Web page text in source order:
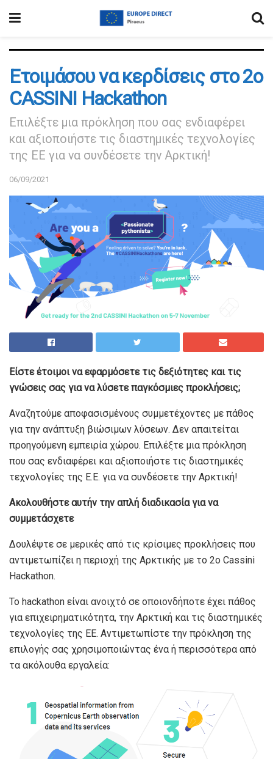
Ετοιμάσου να κερδίσεις στο 2ο
CASSINI Hackathon
Επιλέξτε μια πρόκληση που σας ενδιαφέρει
και αξιοποιήστε τις διαστημικές τεχνολογίες
της ΕΕ για να συνδέσετε την Αρκτική!
06/09/2021
Είστε έτοιμοι να εφαρμόσετε τις δεξιότητες και τις
γνώσεις σας για να λύσετε παγκόσμιες προκλήσεις;
Αναζητούμε αποφασισμένους συμμετέχοντες με πάθος
για την ανάπτυξη βιώσιμων λύσεων. Δεν απαιτείται
προηγούμενη εμπειρία χώρου. Επιλέξτε μια πρόκληση
που σας ενδιαφέρει και αξιοποιήστε τις διαστημικές
τεχνολογίες της Ε.Ε. για να συνδέσετε την Αρκτική!
Ακολουθήστε αυτήν την απλή διαδικασία για να
συμμετάσχετε
Δουλέψτε σε μερικές από τις κρίσιμες προκλήσεις που
αντιμετωπίζει η περιοχή της Αρκτικής με το 2ο Cassini
Hackathon.
Το hackathon είναι ανοιχτό σε οποιονδήποτε έχει πάθος
για επιχειρηματικότητα, την Αρκτική και τις διαστημικές
τεχνολογίες της ΕΕ. Αντιμετωπίστε την πρόκληση της
επιλογής σας χρησιμοποιώντας ένα ή περισσότερα από
τα ακόλουθα εργαλεία: